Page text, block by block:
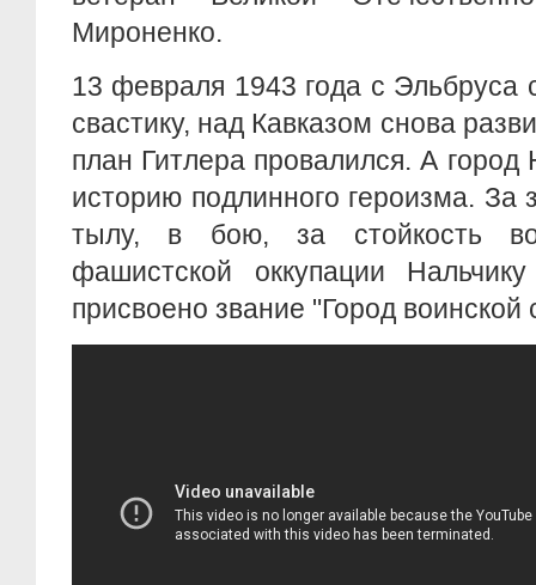
Мироненко.
13 февраля 1943 года с
свастику, над Кавказом снова
план Гитлера провалился. А город
историю подлинного героизма. За
тылу, в бою, за стойкость
фашистской оккупации
присвоено звание "Город воинской